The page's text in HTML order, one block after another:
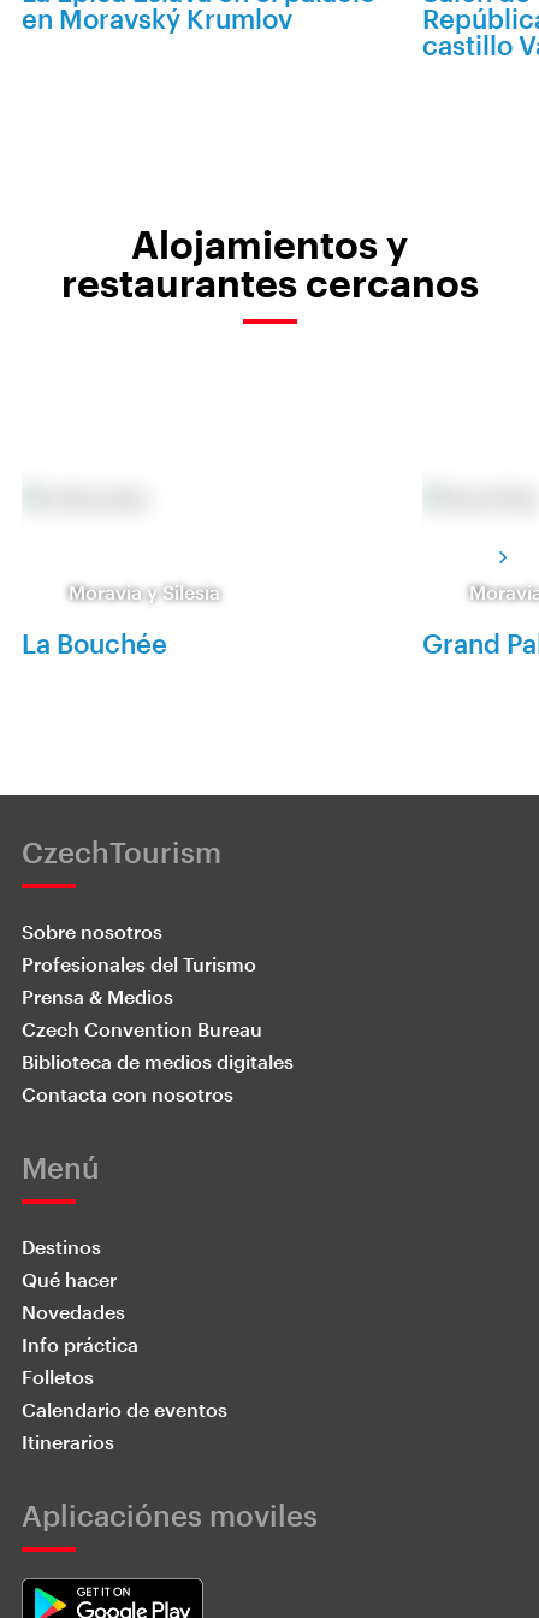
en Moravský Krumlov
castillo
Alojamientos y
restaurantes cercanos
Moravia y Silesia
La Bouchée Grand
CzechTourism
Sobre nosotros
Profesionales del Turismo
Prensa & Medios
Czech Convention Bureau
Biblioteca de medios digitales
Contacta con nosotros
Menú
Destinos
Qué hacer
Novedades
Info práctica
Folletos
Calendario de eventos
Itinerarios
Aplicaciónes moviles